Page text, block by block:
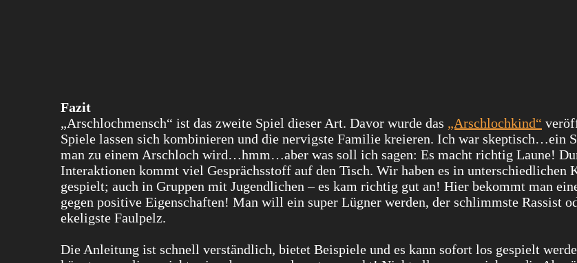
Fazit
„Arschlochmensch“ ist das zweite Spiel dieser Art. Davor wurde das „Arschlochkind“
Spiele lassen sich kombinieren und die nervigste Familie kreieren. Ich war skeptisch…ein
man zu einem Arschloch wird…hmm…aber was soll ich sagen: Es macht richtig Laune!
Interaktionen kommt viel Gesprächsstoff auf den Tisch. Wir haben es in unterschiedlichen
gespielt; auch in Gruppen mit Jugendlichen – es kam richtig gut an! Hier bekommt man
gegen positive Eigenschaften! Man will ein super Lügner werden, der schlimmste Rassist
ekeligste Faulpelz.
Die Anleitung ist schnell verständlich, bietet Beispiele und es kann sofort los gespielt